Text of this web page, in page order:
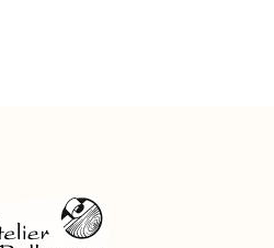
Atelier Bellanger